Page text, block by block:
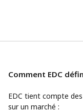
Comment EDC
EDC tient compte
sur un marché :